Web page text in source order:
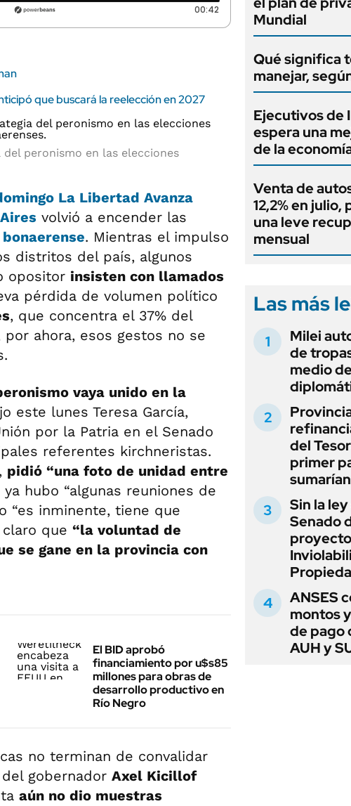
00:42 Duración: 42 segundos
que buscará la reelección en 2027
peronismo en las elecciones
La Libertad Avanza
volvió a encender las
. Mientras el impulso
distritos del país, algunos
opositor insisten con llamados
pérdida de volumen político
, que concentra el 37% del
ahora, esos gestos no se
vaya unido en la
este lunes Teresa García,
por la Patria en el Senado
referentes kirchneristas.
pidió “una foto de unidad entre
hubo “algunas reuniones de
“es inminente, tiene que
que “la voluntad de
se gane en la provincia con
El BID aprobó
financiamiento por u$s85
millones para obras de
desarrollo productivo en
Río Negro
no terminan de convalidar
gobernador Axel Kicillof
aún no dio muestras
Mundial
Qué significa
manejar,
Ejecutivos de
espera una
de la
Venta de
12,2% en
una leve
mensual
Las más
Milei
de
medio
del
primer
Sin la
Senado
ANSES
montos
de pago
AUH y